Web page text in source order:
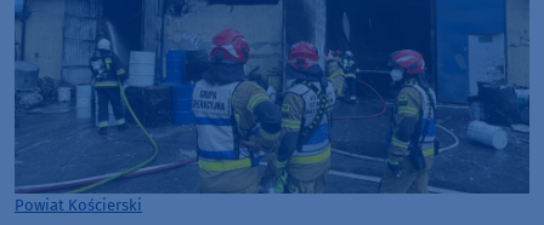
Powiat Kościerski